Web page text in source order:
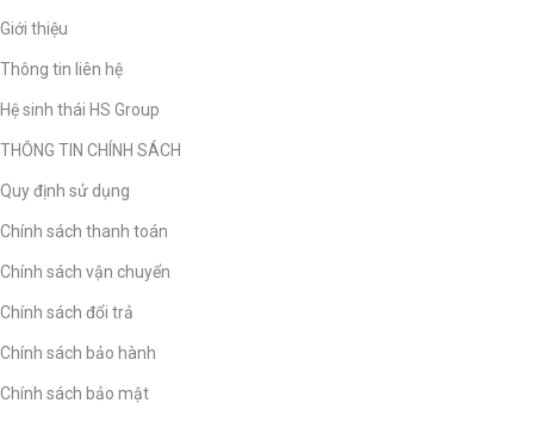
Giới thiệu
Thông tin liên hệ
Hệ sinh thái HS Group
THÔNG TIN CHÍNH SÁCH
Quy định sử dụng
Chính sách thanh toán
Chính sách vận chuyển
Chính sách đổi trả
Chính sách bảo hành
Chính sách bảo mật